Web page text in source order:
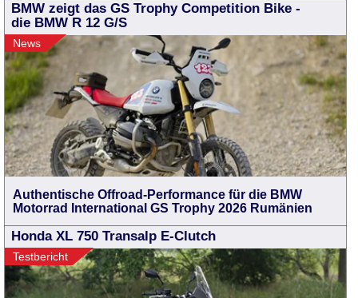
BMW zeigt das GS Trophy Competition Bike -
die BMW R 12 G/S
News
Authentische Offroad-Performance für die BMW
Motorrad International GS Trophy 2026 Rumänien
Honda XL 750 Transalp E-Clutch
Testbericht